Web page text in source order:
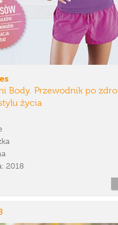
Body. Przewodnik po
życia
2018